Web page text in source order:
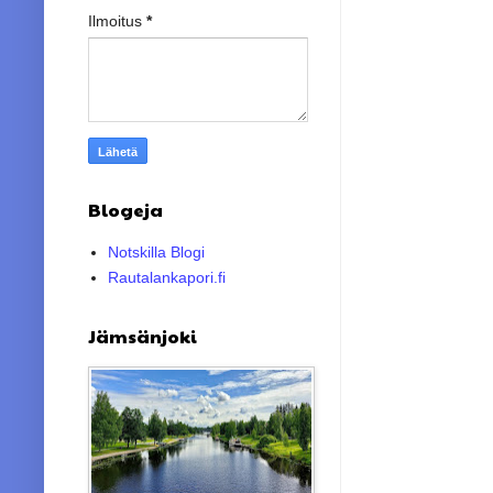
Ilmoitus *
Blogeja
Notskilla Blogi
Rautalankapori.fi
Jämsänjoki